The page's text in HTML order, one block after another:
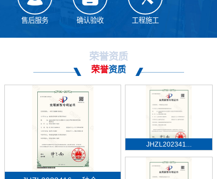
售后服务 确认验收 工程施工
荣誉资质
荣誉资质
JHZL202341...